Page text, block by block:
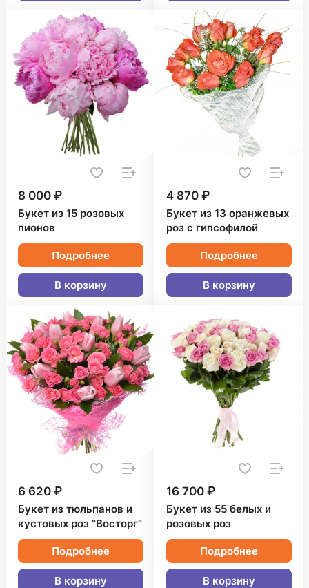
8 000 ₽
Букет из 15 розовых
пионов
Подробнее
В корзину
4 870 ₽
Букет из 13 оранжевых
роз с гипсофилой
Подробнее
В корзину
6 620 ₽
Букет из тюльпанов и
кустовых роз "Восторг"
Подробнее
В корзину
16 700 ₽
Букет из 55 белых и
розовых роз
Подробнее
В корзину